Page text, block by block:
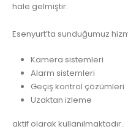
hale gelmiştir.
Esenyurt’ta sunduğumuz
Kamera sistemleri
Alarm sistemleri
Geçiş kontrol çözümleri
Uzaktan izleme
aktif olarak kullanılmaktadır.